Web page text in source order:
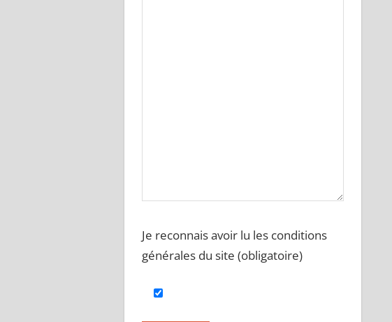
Je reconnais avoir lu les conditions
générales du site (obligatoire)